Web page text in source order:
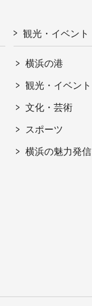
観光・イベント
横浜の港
観光・イベント
文化・芸術
スポーツ
横浜の魅力発信